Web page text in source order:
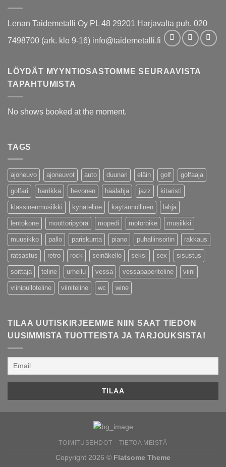
Lenan Taidemetalli Oy PL 48 29201 Harjavalta puh. 020
7498700 (ark. klo 9-16) info@taidemetalli.fi
LÖYDÄT MYYNTIOSASTOMME SEURAAVISTA
TAPAHTUMISTA
No shows booked at the moment.
TAGS
ajoneuvo ajoneuvot auto duunari eläin golf golfaaja
golfari harrikka hevonen häälahja jazz kitaristi
klassinenmusiikki kynäteline käytännöllinen lahja
lentokone moottoripyörä mopedi motorbike musiikki
muusikko pallo pariskunta piano puhallinsoitin rakkaus
ratsastus retro rock seinäkello seksi sex sisustus
soittaja teline urheilu vessa vessapaperiteline viini
viinipulloteline viiniteline wc wine
TILAA UUTISKIRJEEMME NIIN SAAT TIEDON
UUSIMMISTA TUOTTEISTA JA TARJOUKSISTA!
TOIMITUSEHDOT TIETOA MEISTÄ
Copyright 2026 © Flatsome Theme